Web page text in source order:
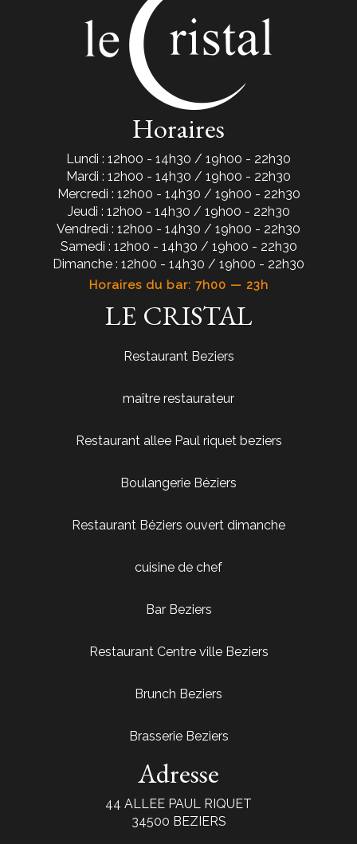
Horaires
Lundi : 12h00 - 14h30 / 19h00 - 22h30
Mardi : 12h00 - 14h30 / 19h00 - 22h30
Mercredi : 12h00 - 14h30 / 19h00 - 22h30
Jeudi : 12h00 - 14h30 / 19h00 - 22h30
Vendredi : 12h00 - 14h30 / 19h00 - 22h30
Samedi : 12h00 - 14h30 / 19h00 - 22h30
Dimanche : 12h00 - 14h30 / 19h00 - 22h30
Horaires du bar: 7h00 — 23h
LE CRISTAL
Restaurant Beziers
maître restaurateur
Restaurant allee Paul riquet beziers
Boulangerie Béziers
Restaurant Béziers ouvert dimanche
cuisine de chef
Bar Beziers
Restaurant Centre ville Beziers
Brunch Beziers
Brasserie Beziers
Adresse
44 ALLEE PAUL RIQUET
34500 BEZIERS